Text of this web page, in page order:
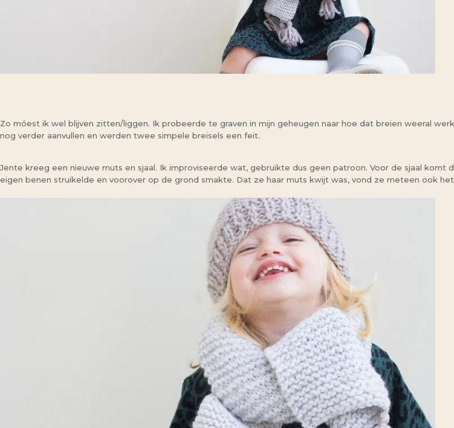
Zo móest ik wel blijven zitten/liggen. Ik probeerde te graven in mijn geheugen naar hoe dat breien weeral
nog verder aanvullen en werden twee simpele breisels een feit.
Jente kreeg een nieuwe muts en sjaal. Ik improviseerde wat, gebruikte dus geen patroon. Voor de sjaal
eigen benen struikelde en voorover op de grond smakte. Dat ze haar muts kwijt was, vond ze meteen ook